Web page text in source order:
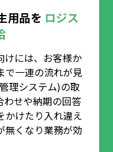
用品を ロジス
けには、お客様か
で一連の流れが見
理システム)の取
わせや納期の回答
かけたり入れ違え
無くなり業務が効